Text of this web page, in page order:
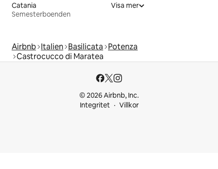
Catania
Semesterboenden
Visa mer
Airbnb Italien Basilicata Potenza
Castrocucco di Maratea
© 2026 Airbnb, Inc.
Integritet
Villkor